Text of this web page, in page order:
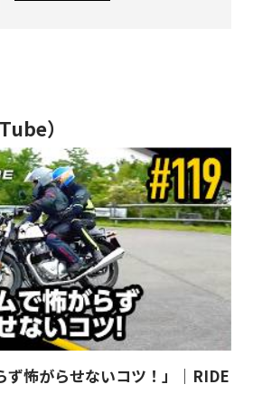
）
ず怖がらせないコツ！」｜RIDE